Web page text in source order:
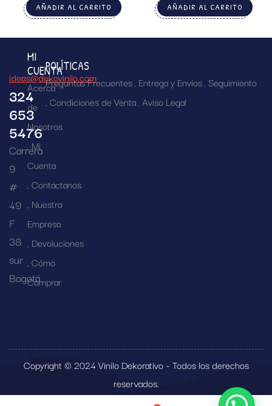
AÑADIR AL CARRITO AÑADIR AL CARRITO
ideas@dekovinilo.com
324
653
5476
Carrera
9
#
49
F
38
sur
Bogotá
MI
CUENTA
Acerca
de
Nosotros
Mi
Cuenta
Contáctanos
Nuestra
Empresa
Devoluciones
Cómo
Comprar
POLÍTICAS
Preguntas Frecuentes Entrega y Envíos Seguimiento
Condiciones de Venta Aviso Legal
Copyright © 2024 Vinilo Dekorativo – Todos los derechos
reservados.